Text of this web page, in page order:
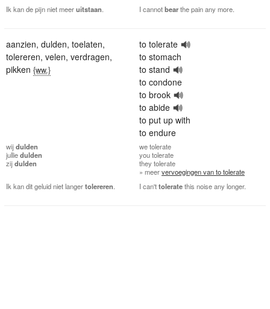
Ik kan de pijn niet meeruitstaan I cannotbearthe pain any more.
aanzien, dulden, toelaten,
tolereren, velen, verdragen,
pikken {ww.}
to tolerate
to stomach
to stand
to condone
to brook
to abide
to put up with
to endure
wijdulden
julliedulden
zijdulden
wetolerate
youtolerate
they tolerate
» meervervoegingen van to tolerate
Ik kan dit geluid niet langertolereren I can'ttoleratethis noise any longer.